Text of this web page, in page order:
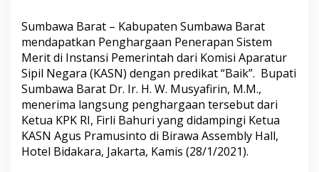
Sumbawa Barat – Kabupaten Sumbawa Barat
mendapatkan Penghargaan Penerapan Sistem
Merit di Instansi Pemerintah dari Komisi Aparatur
Sipil Negara (KASN) dengan predikat “Baik”. Bupati
Sumbawa Barat Dr. Ir. H. W. Musyafirin, M.M.,
menerima langsung penghargaan tersebut dari
Ketua KPK RI, Firli Bahuri yang didampingi Ketua
KASN Agus Pramusinto di Birawa Assembly Hall,
Hotel Bidakara, Jakarta, Kamis (28/1/2021).